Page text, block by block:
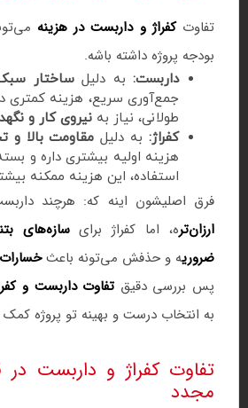
تفاوتکفراژ و داربست در هزینه
بودجه پروژه داشته باشه.
داربست: به دلیلساختار
جمع‌آوری سریع، هزینه کمتری
طولانی، نیاز به نیروی کار و
کفراژ: به دلیل مقاومت بالا و
هزینه اولیه بیشتری داره و
استفاده، این هزینه ممکنه
فرق اصلیشون اینه که: هرچند
ارزان‌تره، اما کفراژ برایسازه‌های
ضروریه و حذفش می‌تونه باعثخسارات
پس بررسی دقیق تفاوت داربست و
به انتخاب درست و بهینه تو پروژه
تفاوت کفراژ و داربست در
مجدد